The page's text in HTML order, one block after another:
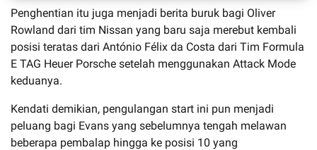
Penghentian itu juga menjadi berita buruk bagi Oliver
Rowland dari tim Nissan yang baru saja merebut kembali
posisi teratas dari António Félix da Costa dari Tim Formula
E TAG Heuer Porsche setelah menggunakan Attack Mode
keduanya.
Kendati demikian, pengulangan start ini pun menjadi
peluang bagi Evans yang sebelumnya tengah melawan
beberapa pembalap hingga ke posisi 10 yang